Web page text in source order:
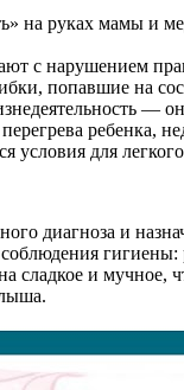
на руках мамы и
с нарушением
попавшие на
—
ребенка,
условия для
диагноза и
сладкое и мучное,